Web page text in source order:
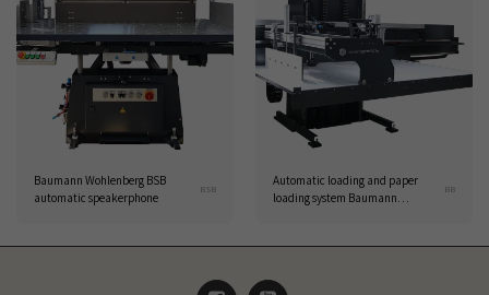
Baumann Wohlenberg BSB
automatic speakerphone
BSB
Automatic loading and paper
loading system Baumann
BB